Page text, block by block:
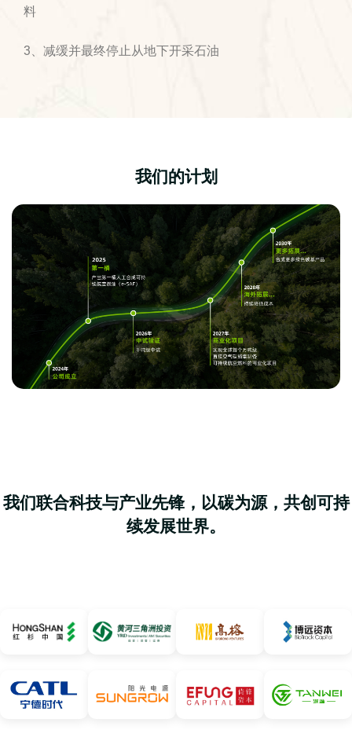
料
3、减缓并最终停止从地下开采石油
我们的计划
我们联合科技与产业先锋，以碳为源，共创可持
续发展世界。